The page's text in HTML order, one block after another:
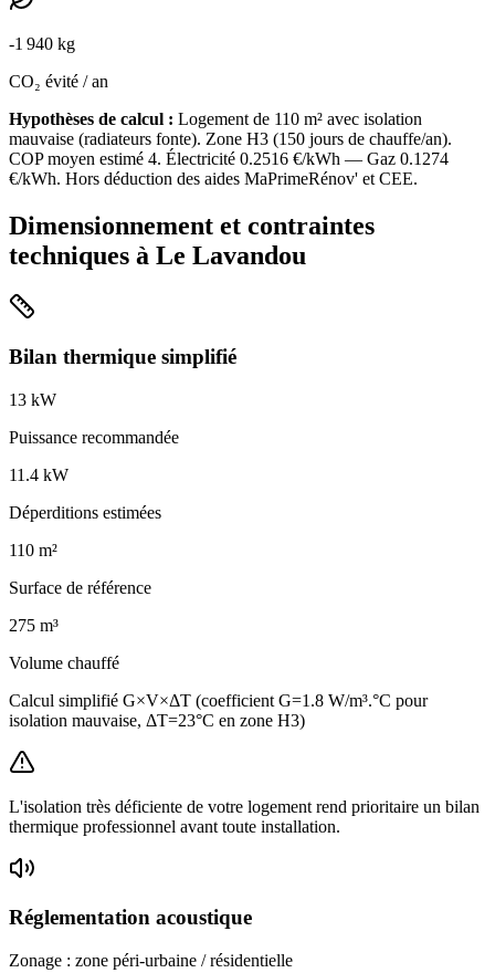
-1 940 kg
CO₂ évité / an
Hypothèses de calcul : Logement de 110 m² avec isolation
mauvaise (radiateurs fonte). Zone H3 (150 jours de chauffe/an).
COP moyen estimé 4. Électricité 0.2516 €/kWh — Gaz 0.1274
€/kWh. Hors déduction des aides MaPrimeRénov' et CEE.
Dimensionnement et contraintes
techniques à Le Lavandou
Bilan thermique simplifié
13 kW
Puissance recommandée
11.4 kW
Déperditions estimées
110 m²
Surface de référence
275 m³
Volume chauffé
Calcul simplifié G×V×ΔT (coefficient G=1.8 W/m³.°C pour
isolation mauvaise, ΔT=23°C en zone H3)
L'isolation très déficiente de votre logement rend prioritaire un bilan
thermique professionnel avant toute installation.
Réglementation acoustique
Zonage : zone péri-urbaine / résidentielle